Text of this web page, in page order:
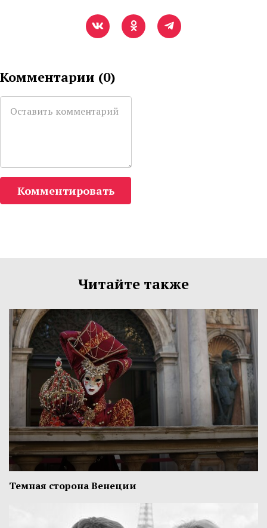
Комментарии (0)
Комментировать
Читайте также
Темная сторона Венеции